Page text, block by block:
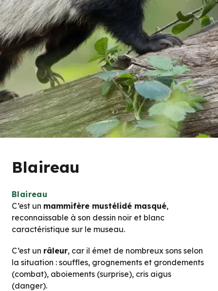
Blaireau
Blaireau
C’est un mammifère mustélidé masqué,
reconnaissable à son dessin noir et blanc
caractéristique sur le museau.
C’est un râleur, car il émet de nombreux sons selon
la situation : souffles, grognements et grondements
(combat), aboiements (surprise), cris aigus
(danger).